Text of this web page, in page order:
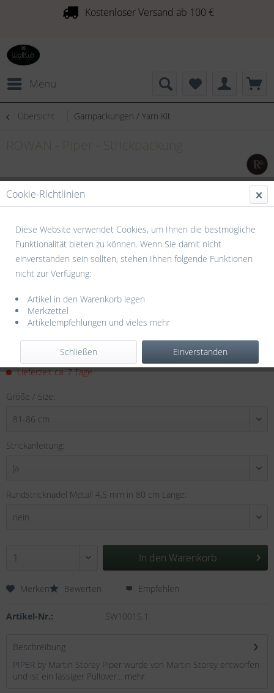
Kostenloser Versand ab 100 €
Menü
Übersicht Garnpackungen / Yarn Kit
129,60 € *
zzgl. Versandkosten
Lieferzeit ca. 7 Tage
Größe / Size:
Strickanleitung:
Rundstricknadel Metall 4,5 mm in 80 cm Länge:
In den Warenkorb
Merken Bewerten Empfehlen
Artikel-Nr.: SW10015.1
Beschreibung
PIPER by Martin Storey Piper wurde von Martin Storey entworfen
und ist ein lässiger Pullover... mehr
Cookie-Richtlinien
Diese Website verwendet Cookies, um Ihnen die bestmögliche
Funktionalität bieten zu können. Wenn Sie damit nicht
einverstanden sein sollten, stehen Ihnen folgende Funktionen
nicht zur Verfügung:
Artikel in den Warenkorb legen
Merkzettel
Artikelempfehlungen und vieles mehr
Einverstanden
Schließen